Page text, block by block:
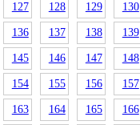
127 128 129 130
136 137 138 139
145 146 147 148
154 155 156 157
163 164 165 166